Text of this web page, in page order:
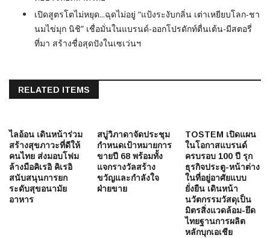
เปิดสูตรโตไม่หยุด...ฉุดไม่อยู่ “แป้งระงับกลิ่น เต่าเหยียบโลก-ชา
นมไข่มุก นิชิ” เชื่อมั่นในแบรนด์-ออกโปรดักท์ตื่นเต้น-มีสตอรี่
ที่มา สร้างชื่อสุดปังในเซเว่นฯ
RELATED ITEMS
ไลอ้อน เดินหน้าร่วม
สร้างสุขภาวะที่ดีให้
คนไทย ส่งมอบโฟม
ล้างมือคิเรอิ คิเรอิ
สนับสนุนการยก
ระดับสุขอนามัย
อาหาร
สบู่วิภาดาจัดประชุม
กำหนดเป้าหมายการ
ขายปี 68 พร้อมทั้ง
แจกรางวัลสร้าง
ขวัญและกำลังใจ
ฝ่ายขาย
TOSTEM เปิดแผน
ในโอกาสแบรนด์
ครบรอบ 100 ปี รุก
ธุรกิจประตู-หน้าต่าง
ในที่อยู่อาศัยแบบ
ยั่งยืน เดินหน้า
นวัตกรรมวัสดุเป็น
มิตรสิ่งแวดล้อม-ยึด
ไทยฐานการผลิต
หลักบุกเอเชีย